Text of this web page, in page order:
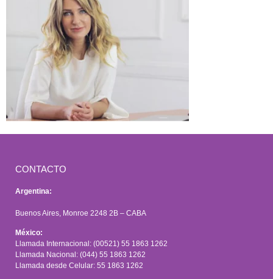
CONTACTO
Argentina:
Buenos Aires, Monroe 2248 2B – CABA
México:
Llamada Internacional: (00521) 55 1863 1262
Llamada Nacional: (044) 55 1863 1262
Llamada desde Celular: 55 1863 1262